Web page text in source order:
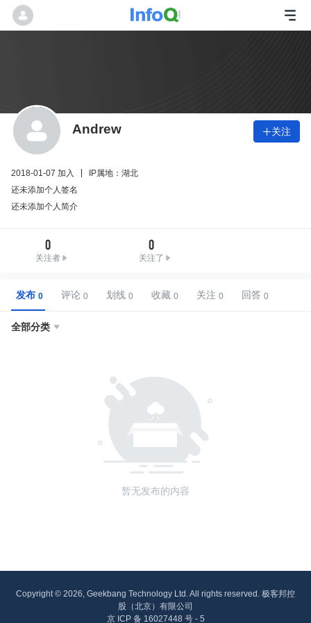
Andrew 关注
2018-01-07 加入
IP属地：湖北
还未添加个人签名
还未添加个人简介
0
关注者
0
关注了
发布 评论 划线 收藏 关注 回答
全部分类 
暂无发布的内容
Copyright © 2026, Geekbang Technology Ltd. All rights reserved. 极客邦控
股（北京）有限公司
京 ICP 备 16027448 号 - 5